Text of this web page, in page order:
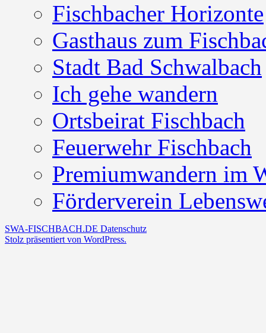
Fischbacher Horizonte
Gasthaus zum
Stadt Bad Schwalbach
Ich gehe wandern
Ortsbeirat Fischbach
Feuerwehr Fischbach
Premiumwandern im
Förderverein
SWA-FISCHBACH.DE Datenschutz
Stolz präsentiert von WordPress.